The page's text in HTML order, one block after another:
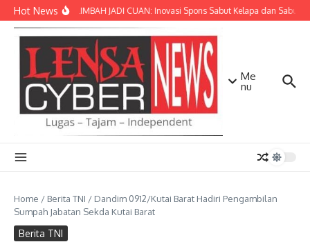
Lewati ke konten
Hot NewsSULAP LIMBAH JADI CUAN: Inovasi Spons Sabut Kelapa dan Sabun
Me
nu
Home / Berita TNI / Dandim 0912/Kutai Barat Hadiri Pengambilan
Sumpah Jabatan Sekda Kutai Barat
Berita TNI